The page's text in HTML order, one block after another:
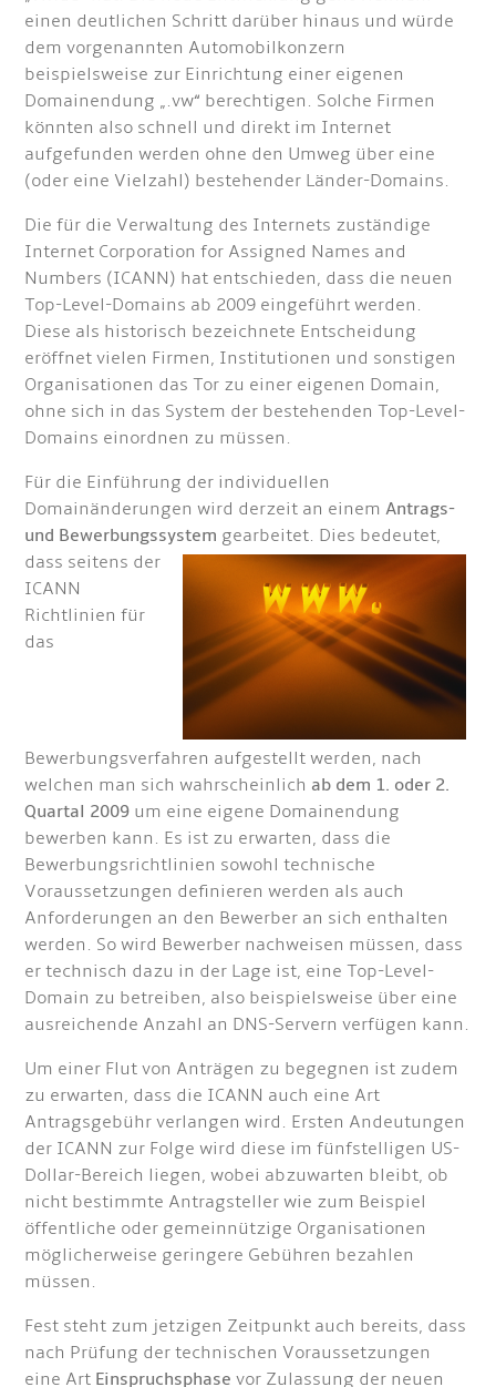
einen deutlichen Schritt darüber hinaus und würde
dem vorgenannten Automobilkonzern
beispielsweise zur Einrichtung einer eigenen
Domainendung „.vw“ berechtigen. Solche Firmen
könnten also schnell und direkt im Internet
aufgefunden werden ohne den Umweg über eine
(oder eine Vielzahl) bestehender Länder-Domains.
Die für die Verwaltung des Internets zuständige
Internet Corporation for Assigned Names and
Numbers (ICANN) hat entschieden, dass die neuen
Top-Level-Domains ab 2009 eingeführt werden.
Diese als historisch bezeichnete Entscheidung
eröffnet vielen Firmen, Institutionen und sonstigen
Organisationen das Tor zu einer eigenen Domain,
ohne sich in das System der bestehenden Top-Level-
Domains einordnen zu müssen.
Für die Einführung der individuellen
Domainänderungen wird derzeit an einemAntrags-
und Bewerbungssystem gearbeitet. Dies bedeutet,
dass seitens der
ICANN
Richtlinien für
das
Bewerbungsverfahren aufgestellt werden, nach
welchen man sich wahrscheinlich ab dem 1. oder 2.
Quartal 2009 um eine eigene Domainendung
bewerben kann. Es ist zu erwarten, dass die
Bewerbungsrichtlinien sowohl technische
Voraussetzungen definieren werden als auch
Anforderungen an den Bewerber an sich enthalten
werden. So wird Bewerber nachweisen müssen, dass
er technisch dazu in der Lage ist, eine Top-Level-
Domain zu betreiben, also beispielsweise über eine
ausreichende Anzahl an DNS-Servern verfügen kann.
Um einer Flut von Anträgen zu begegnen ist zudem
zu erwarten, dass die ICANN auch eine Art
Antragsgebühr verlangen wird. Ersten Andeutungen
der ICANN zur Folge wird diese im fünfstelligen US-
Dollar-Bereich liegen, wobei abzuwarten bleibt, ob
nicht bestimmte Antragsteller wie zum Beispiel
öffentliche oder gemeinnützige Organisationen
möglicherweise geringere Gebühren bezahlen
müssen.
Fest steht zum jetzigen Zeitpunkt auch bereits, dass
nach Prüfung der technischen Voraussetzungen
eine Art Einspruchsphase vor Zulassung der neuen